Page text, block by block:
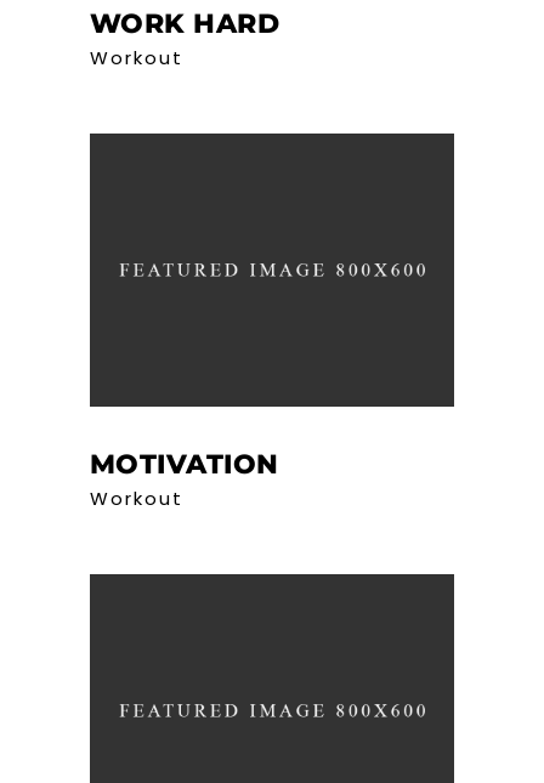
WORK HARD
Workout
MOTIVATION
Workout